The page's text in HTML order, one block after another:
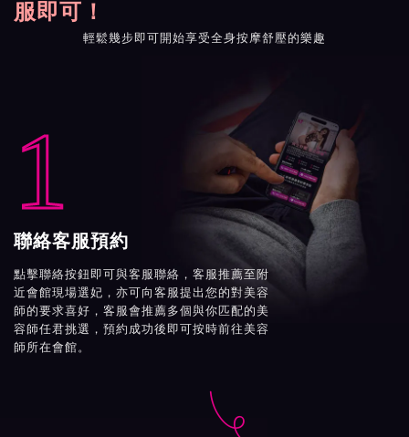
服即可！
輕鬆幾步即可開始享受全身按摩舒壓的樂趣
1
聯絡客服預約
點擊聯絡按鈕即可與客服聯絡，客服推薦至附
近會館現場選妃，亦可向客服提出您的對美容
師的要求喜好，客服會推薦多個與你匹配的美
容師任君挑選，預約成功後即可按時前往美容
師所在會館。